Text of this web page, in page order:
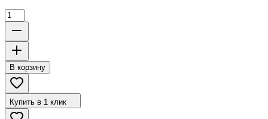
В корзину
Купить в 1 клик